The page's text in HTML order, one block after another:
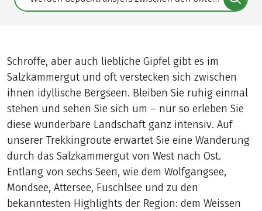
Translate: a11y.faq.search
Schroffe, aber auch liebliche Gipfel gibt es im
Salzkammergut und oft verstecken sich zwischen
ihnen idyllische Bergseen. Bleiben Sie ruhig einmal
stehen und sehen Sie sich um – nur so erleben Sie
diese wunderbare Landschaft ganz intensiv. Auf
unserer Trekkingroute erwartet Sie eine Wanderung
durch das Salzkammergut von West nach Ost.
Entlang von sechs Seen, wie dem Wolfgangsee,
Mondsee, Attersee, Fuschlsee und zu den
bekanntesten Highlights der Region: dem Weissen